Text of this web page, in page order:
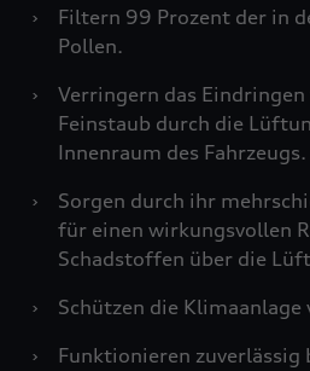
›
Filtern 99 Prozent der in
Pollen.
›
Verringern das Eindringen
Feinstaub durch die
Innenraum des Fahrzeugs.
›
Sorgen durch ihr
für einen wirkungsvollen
Schadstoffen über die
›
Schützen die
›
Funktionieren zuverlässig